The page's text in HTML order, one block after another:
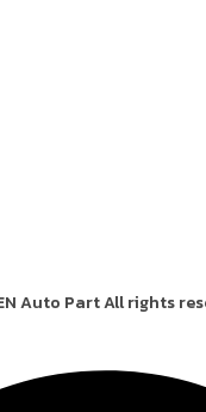
Auto Part All rights